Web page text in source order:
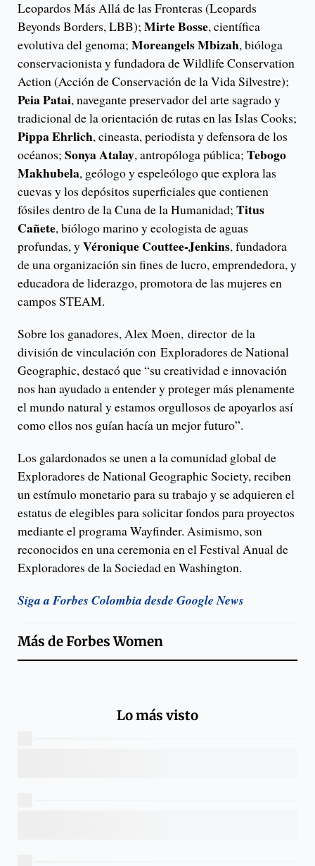
Leopardos Más Allá de las Fronteras (Leopards
Beyonds Borders, LBB); Mirte Bosse, científica
evolutiva del genoma; Moreangels Mbizah, bióloga
conservacionista y fundadora de Wildlife Conservation
Action (Acción de Conservación de la Vida Silvestre);
Peia Patai, navegante preservador del arte sagrado y
tradicional de la orientación de rutas en las Islas Cooks;
Pippa Ehrlich, cineasta, periodista y defensora de los
océanos; Sonya Atalay, antropóloga pública; Tebogo
Makhubela, geólogo y espeleólogo que explora las
cuevas y los depósitos superficiales que contienen
fósiles dentro de la Cuna de la Humanidad; Titus
Cañete, biólogo marino y ecologista de aguas
profundas, yVéronique Couttee-Jenkins, fundadora
de una organización sin fines de lucro, emprendedora, y
educadora de liderazgo, promotora de las mujeres en
campos STEAM.
Sobre los ganadores, Alex Moen, director de la
división de vinculación con Exploradores de National
Geographic, destacó que “su creatividad e innovación
nos han ayudado a entender y proteger más plenamente
el mundo natural y estamos orgullosos de apoyarlos así
como ellos nos guían hacía un mejor futuro”.
Los galardonados se unen a la comunidad global de
Exploradores de National Geographic Society, reciben
un estímulo monetario para su trabajo y se adquieren el
estatus de elegibles para solicitar fondos para proyectos
mediante el programa Wayfinder. Asimismo, son
reconocidos en una ceremonia en el Festival Anual de
Exploradores de la Sociedad en Washington.
Siga a Forbes Colombia desde Google News
Más deForbes Women
Lo más visto